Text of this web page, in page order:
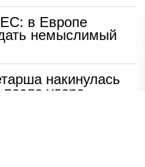
в Европе
немыслимый
накинулась
после удара